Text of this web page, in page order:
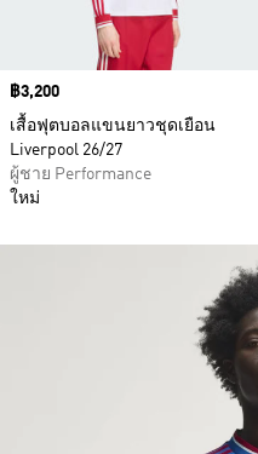
Price
฿3,200
เสื้อฟุตบอลแขนยาวชุดเยือน
Liverpool 26/27
ผู้ชาย Performance
ใหม่